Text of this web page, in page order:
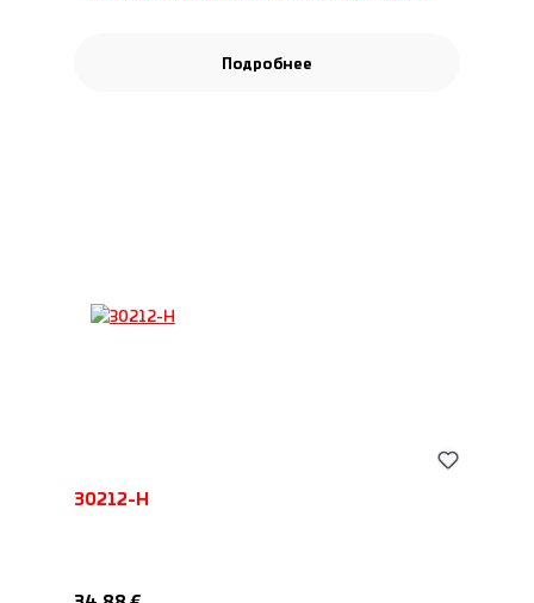
Подробнее
30212-H
Обычная цена: